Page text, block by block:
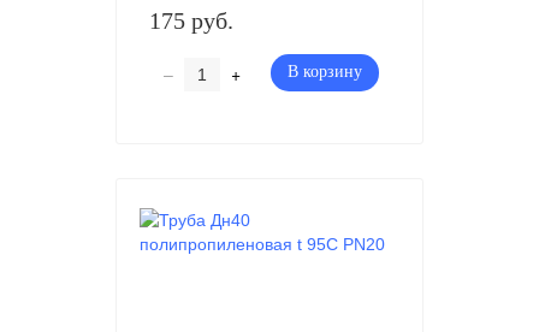
175 руб.
– + В корзину